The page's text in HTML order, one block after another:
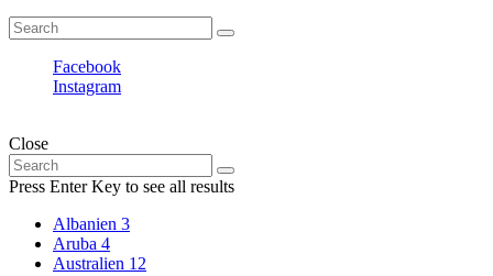
Search
for:
Search
Facebook
Instagram
Close
Search
for:
Search
Press Enter Key to see all results
Albanien 3
Aruba 4
Australien 12